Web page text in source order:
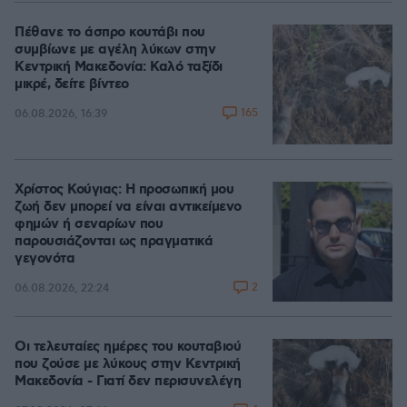
Πέθανε το άσπρο κουτάβι που
συμβίωνε με αγέλη λύκων στην
Κεντρική Μακεδονία: Καλό ταξίδι
μικρέ, δείτε βίντεο
06.08.2026, 16:39 165
Χρίστος Κούγιας: Η προσωπική μου
ζωή δεν μπορεί να είναι αντικείμενο
φημών ή σεναρίων που
παρουσιάζονται ως πραγματικά
γεγονότα
06.08.2026, 22:24 2
Οι τελευταίες ημέρες του κουταβιού
που ζούσε με λύκους στην Κεντρική
Μακεδονία - Γιατί δεν περισυνελέγη